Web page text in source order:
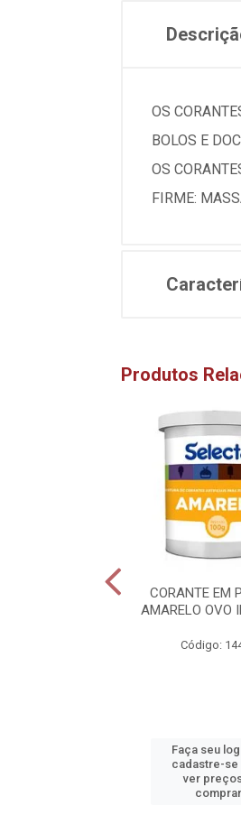
OS
BOLOS E
OS
FIRME:
Produtos
CORANTE EM
AMARELO OVO
Código:
Faça seu
cadastre-se
ver
comprar